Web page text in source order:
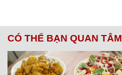
CÓ THỂ BẠN QUAN TÂM